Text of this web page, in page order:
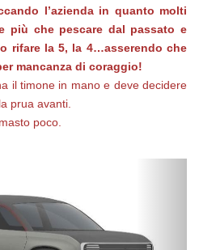
l’azienda in quanto molti
più che pescare dal passato e
rifare la 5, la 4…asserendo che
mancanza di coraggio!
il timone in mano e deve decidere
prua avanti.
poco.